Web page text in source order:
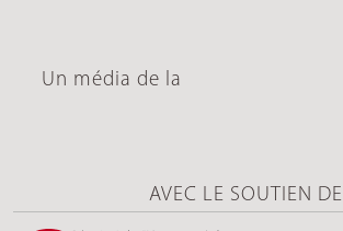
Un média de la
AVEC LE SOUTIEN DE